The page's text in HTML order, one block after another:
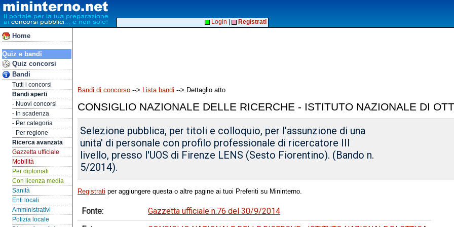
Home
Quiz e bandi
Quiz concorsi
Bandi
Tutti i concorsi
Bandi aperti
- Nuovi concorsi
- In scadenza
- Per categoria
- Per regione
Ricerca avanzata
Gazzetta ufficiale
Mobilità
Per diplomati
Con licenza media
Sanità
Enti locali
Amministrativi
Polizia locale
Login Registrati
Bandi di concorso --> Lista bandi --> Dettaglio atto
CONSIGLIO NAZIONALE DELLE RICERCHE - ISTITUTO NAZIONALE DI
Selezione pubblica, per titoli e colloquio, per l'assunzione di una
unita' di personale con profilo professionale di ricercatore III
livello, presso l'UOS di Firenze LENS (Sesto Fiorentino). (Bando n.
5/2014).
Registrati per aggiungere questa o altre pagine ai tuoi Preferiti su Mininterno.
Fonte:
Gazzetta ufficiale n.76 del 30/9/2014